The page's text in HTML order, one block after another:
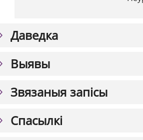
Даведка
Выявы
Звязаныя запісы
Спасылкі